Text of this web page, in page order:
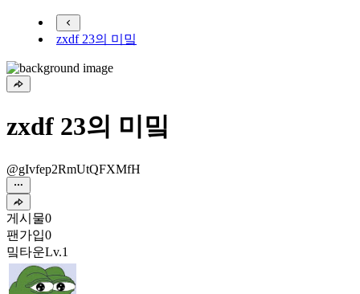
zxdf 23의 미밐
zxdf 23의 미밐
@gIvfep2RmUtQFXMfH
게시물0
팬가입0
밐타운Lv.1